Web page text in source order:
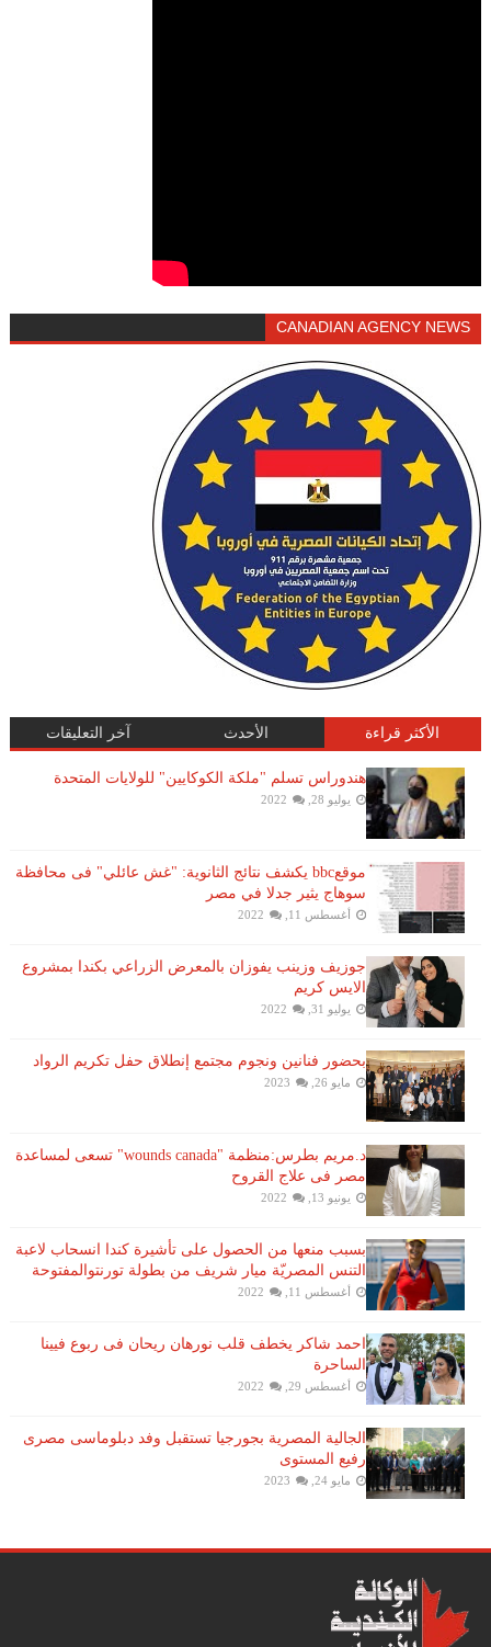
CANADIAN AGENCY NEWS
الأكثر قراءة الأحدث آخر التعليقات
هندوراس تسلم "ملكة الكوكايين" للولايات المتحدة
يوليو 28, 2022
موقعbbc يكشف نتائج الثانوية: "غش عائلي" فى محافظة
سوهاج يثير جدلا في مصر
أغسطس 11, 2022
جوزيف وزينب يفوزان بالمعرض الزراعي بكندا بمشروع
الايس كريم
يوليو 31, 2022
بحضور فنانين ونجوم مجتمع إنطلاق حفل تكريم الرواد
مايو 26, 2023
د.مريم بطرس:منظمة "wounds canada" تسعى لمساعدة
مصر فى علاج القروح
يونيو 13, 2022
بسبب منعها من الحصول على تأشيرة كندا انسحاب لاعبة ​
التنس​ المصريّة ​ميار شريف​ من بطولة ​تورنتو​المفتوحة
أغسطس 11, 2022
احمد شاكر يخطف قلب نورهان ريحان فى ربوع فيينا
الساحرة
أغسطس 29, 2022
الجالية المصرية بجورجيا تستقبل وفد دبلوماسى مصرى
رفيع المستوى
مايو 24, 2023